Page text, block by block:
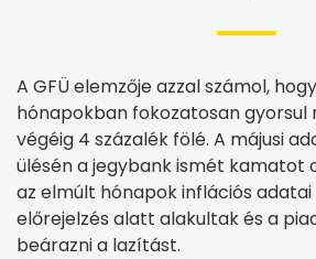
A GFÜ elemzője azzal számol,
hónapokban fokozatosan gyorsul
végéig 4 százalék fölé. A májusi
ülésén a jegybank ismét kamatot
az elmúlt hónapok inflációs
előrejelzés alatt alakultak és a
beárazni a lazítást.